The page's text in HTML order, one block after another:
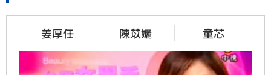
姜厚任 陳苡孋 童芯